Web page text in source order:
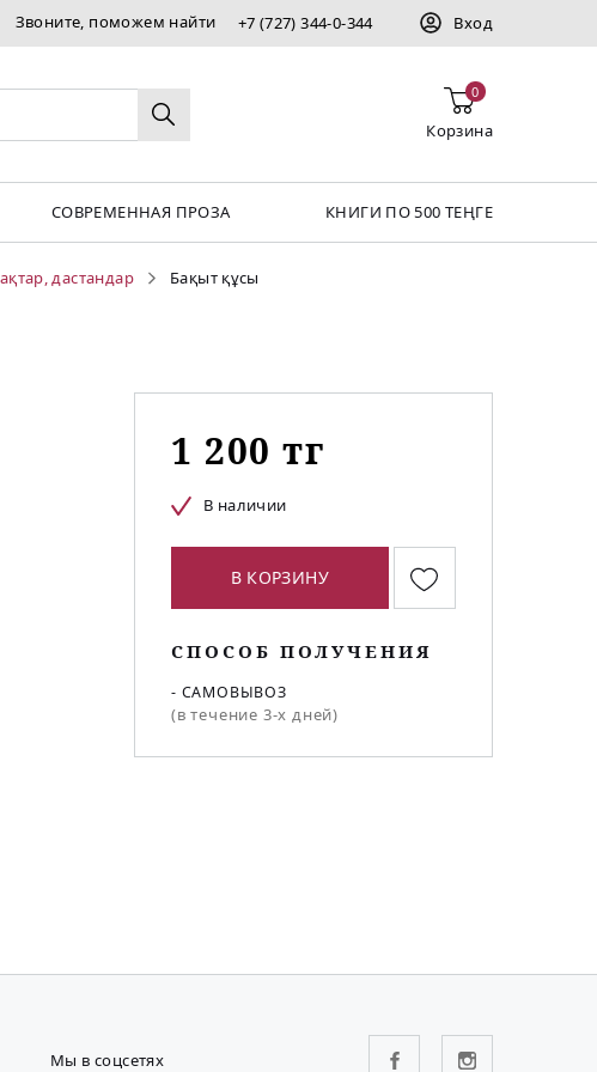
Звоните, поможем найти +7 (727) 344-0-344 Вход
0
Корзина
СОВРЕМЕННАЯ ПРОЗА КНИГИ ПО 500 ТЕҢГЕ
дастандар Бақыт құсы
1 200 тг
В наличии
В КОРЗИНУ
СПОСОБ ПОЛУЧЕНИЯ
- САМОВЫВОЗ
(в течение 3-х дней)
Мы в соцсетях